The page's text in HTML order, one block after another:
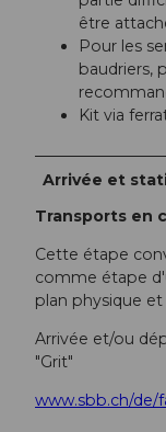
être
Pour les
baudriers,
Kit via
Arrivée et
Transports en
Cette étape
comme étape
plan physique
Arrivée et/ou
"Grit"
www.sbb.ch/de/